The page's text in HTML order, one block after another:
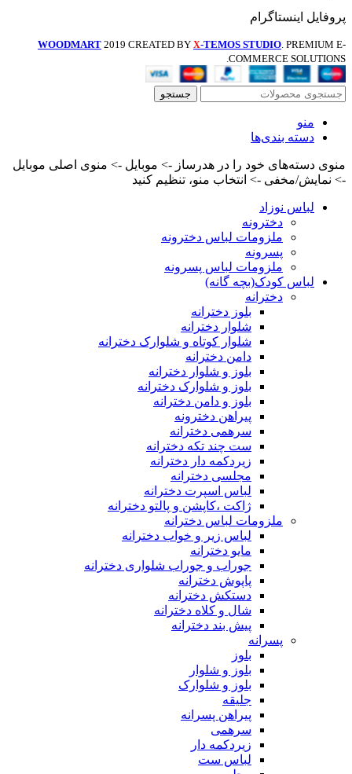
پروفایل اینستاگرام
WOODMART 2019 CREATED BY X-TEMOS STUDIO . PREMIUM E-
COMMERCE SOLUTIONS.
جستجو
منو
دسته بندی‌ها
منوی دسته‌های خود را در هدرساز -> موبایل -> منوی اصلی موبایل
-> نمایش/مخفی -> انتخاب منو، تنظیم کنید
لباس نوزاد
دخترونه
ملزومات لباس دخترونه
پسرونه
ملزومات لباس پسرونه
لباس کودک(بچه گانه)
دخترانه
بلوز دخترانه
شلوار دخترانه
شلوار کوتاه و شلوارک دخترانه
دامن دخترانه
بلوز و شلوار دخترانه
بلوز و شلوارک دخترانه
بلوز و دامن دخترانه
پیراهن دخترونه
سرهمی دخترانه
ست چند تکه دخترانه
زیردکمه دار دخترانه
مجلسی دخترانه
لباس اسپرت دخترانه
ژاکت ،کاپشن و پالتو دخترانه
ملزومات لباس دخترانه
لباس زیر و خواب دخترانه
مایو دخترانه
جوراب و جوراب شلواری دخترانه
پاپوش دخترانه
دستکش دخترانه
شال و کلاه دخترانه
پیش بند دخترانه
پسرانه
بلوز
بلوز و شلوار
بلوز و شلوارک
جلیقه
پیراهن پسرانه
سرهمی
زیردکمه دار
لباس ست